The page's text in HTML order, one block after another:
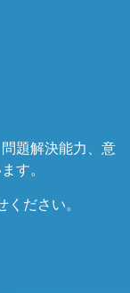
題解決能力、意
す。
ださい。